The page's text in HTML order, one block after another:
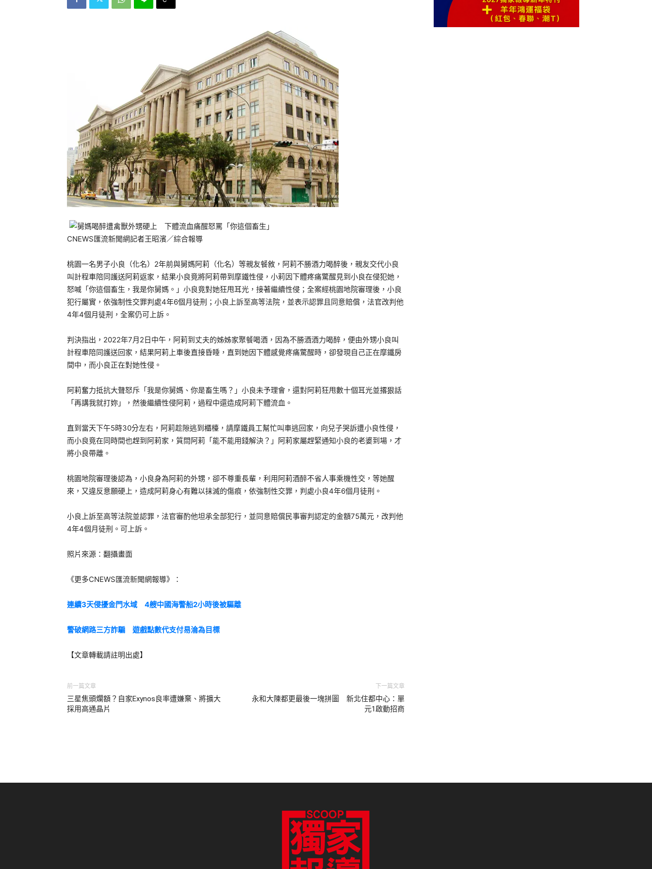
CNEWS匯流新聞網記者王昭濱／綜合報導
桃園一名男子小良（化名）2年前與舅媽阿莉（化名）等親友餐敘，阿莉不勝酒力喝醉後，親友交代小良
叫計程車陪同護送阿莉返家，結果小良竟將阿莉帶到摩鐵性侵，小莉因下體疼痛驚醒見到小良在侵犯她，
怒喊「你這個畜生，我是你舅媽。」小良竟對她狂甩耳光，接著繼續性侵；全案經桃園地院審理後，小良
犯行屬實，依強制性交罪判處4年6個月徒刑；小良上訴至高等法院，並表示認罪且同意賠償，法官改判他
4年4個月徒刑，全案仍可上訴。
判決指出，2022年7月2日中午，阿莉到丈夫的姊姊家聚餐喝酒，因為不勝酒酒力喝醉，便由外甥小良叫
計程車陪同護送回家，結果阿莉上車後直接昏睡，直到她因下體感覺疼痛驚醒時，卻發現自己正在摩鐵房
間中，而小良正在對她性侵。
阿莉奮力抵抗大聲怒斥「我是你舅媽、你是畜生嗎？」小良未予理會，還對阿莉狂甩數十個耳光並撂狠話
「再講我就打妳」，然後繼續性侵阿莉，過程中還造成阿莉下體流血。
直到當天下午5時30分左右，阿莉趁隙逃到櫃檯，請摩鐵員工幫忙叫車逃回家，向兒子哭訴遭小良性侵，
而小良竟在同時間也趕到阿莉家，質問阿莉「能不能用錢解決？」阿莉家屬趕緊通知小良的老婆到場，才
將小良帶離。
桃園地院審理後認為，小良身為阿莉的外甥，卻不尊重長輩，利用阿莉酒醉不省人事乘機性交，等她醒
來，又違反意願硬上，造成阿莉身心有難以抹滅的傷痕，依強制性交罪，判處小良4年6個月徒刑。
小良上訴至高等法院並認罪，法官審酌他坦承全部犯行，並同意賠償民事審判認定的金額75萬元，改判他
4年4個月徒刑。可上訴。
照片來源：翻攝畫面
《更多CNEWS匯流新聞網報導》：
連續3天侵擾金門水域 4艘中國海警船2小時後被驅離
警破網路三方詐騙 遊戲點數代支付易淪為目標
【文章轉載請註明出處】
前一篇文章
三星焦頭爛額？自家Exynos良率遭嫌棄、將擴大
採用高通晶片
下一篇文章
永和大陳都更最後一塊拼圖 新北住都中心：單
元1啟動招商